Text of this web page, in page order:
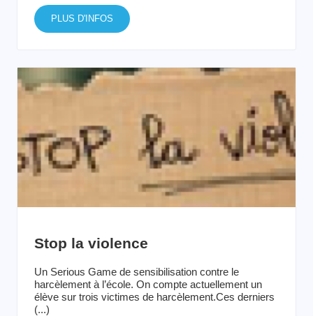
PLUS D'INFOS
Stop la violence
Un Serious Game de sensibilisation contre le
harcèlement à l’école. On compte actuellement un
élève sur trois victimes de harcèlement.Ces derniers
(...)